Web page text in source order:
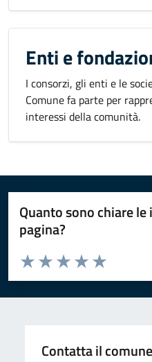
Enti e
I consorzi, gli enti e le
Comune fa parte per
interessi della comunità.
Quanto sono chiare
pagina?
Valuta da 1 a 5 stelle la pagina
Valuta 5
Valuta 4 stelle
Valuta 3 stelle su 5
Valuta 2 stelle su 5
Valuta 1 stelle su 5
Contatta il comune